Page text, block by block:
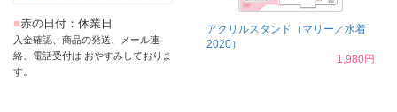
アクリルスタンド（マリー／水着
2020）
1,980円
■赤の日付：休業日
入金確認、商品の発送、メール連
絡、電話受付は おやすみしておりま
す。